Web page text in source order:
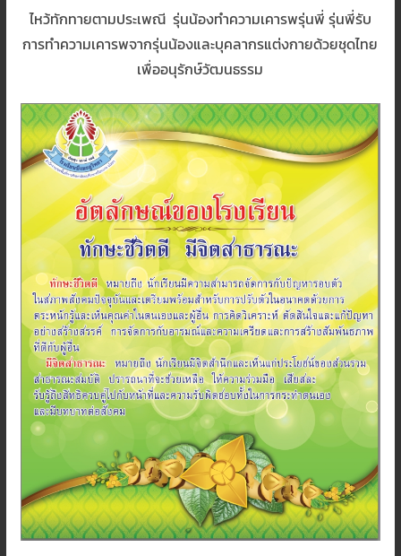
ไหว้ทักทายตามประเพณี รุ่นน้องทำความเคารพรุ่นพี่ รุ่นพี่รับ
การทำความเคารพจากรุ่นน้องและบุคลากรแต่งกายด้วยชุดไทย
เพื่ออนุรักษ์วัฒนธรรม